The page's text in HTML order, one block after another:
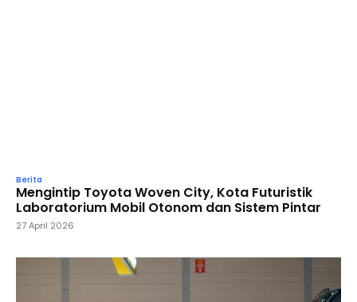
Berita
Mengintip Toyota Woven City, Kota Futuristik
Laboratorium Mobil Otonom dan Sistem Pintar
27 April 2026